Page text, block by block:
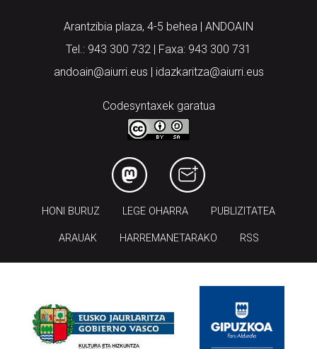
Arantzibia plaza, 4-5 behea | ANDOAIN
Tel.: 943 300 732 | Faxa: 943 300 731
andoain@aiurri.eus | idazkaritza@aiurri.eus
Codesyntaxek garatua
HONI BURUZ LEGE OHARRA PUBLIZITATEA
ARAUAK HARREMANETARAKO RSS